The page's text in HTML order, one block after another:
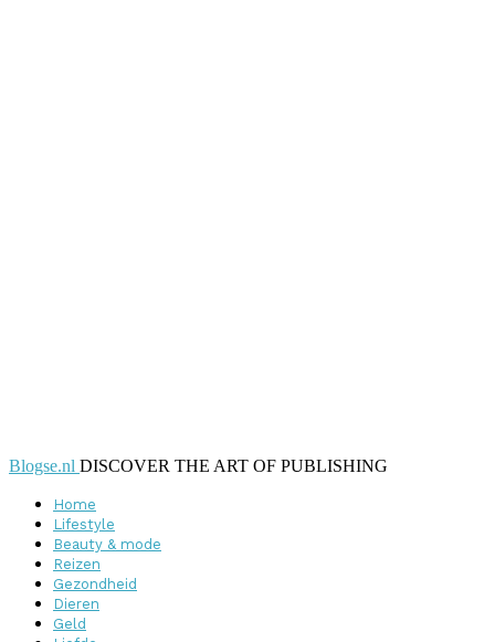
Blogse.nl DISCOVER THE ART OF PUBLISHING
Home
Lifestyle
Beauty & mode
Reizen
Gezondheid
Dieren
Geld